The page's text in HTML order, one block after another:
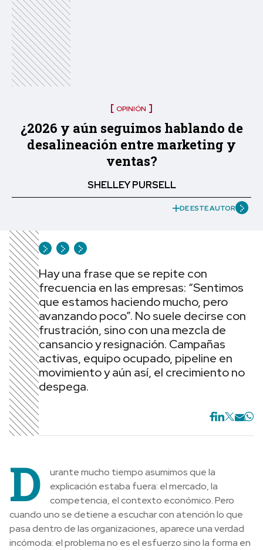
OPINIÓN
¿2026 y aún seguimos hablando de
desalineación entre marketing y
ventas?
SHELLEY PURSELL
DE ESTE AUTOR
Hay una frase que se repite con
frecuencia en las empresas: “Sentimos
que estamos haciendo mucho, pero
avanzando poco”. No suele decirse con
frustración, sino con una mezcla de
cansancio y resignación. Campañas
activas, equipo ocupado, pipeline en
movimiento y aún así, el crecimiento no
despega.
D
urante mucho tiempo asumimos que la
explicación estaba fuera: el mercado, la
competencia, el contexto económico. Pero
cuando uno se detiene a escuchar con atención lo que
pasa dentro de las organizaciones, aparece una verdad
incómoda: el problema no es el esfuerzo sino la forma en